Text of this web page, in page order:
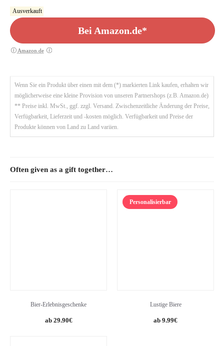
Männerhandtasche
Ausverkauft
Bei Amazon.de*
Amazon.de
Wenn Sie ein Produkt über einen mit dem (*) markierten Link kaufen, erhalten wir
möglicherweise eine kleine Provision von unseren Partnershops (z.B. Amazon.de)
** Preise inkl. MwSt., ggf. zzgl. Versand. Zwischenzeitliche Änderung der Preise,
Verfügbarkeit, Lieferzeit und -kosten möglich. Verfügbarkeit und Preise der
Produkte können von Land zu Land variien.
Often given as a gift together…
Bier-Erlebnisgeschenke
29.90€
Personalisierbar
Lustige Biere
9.99€